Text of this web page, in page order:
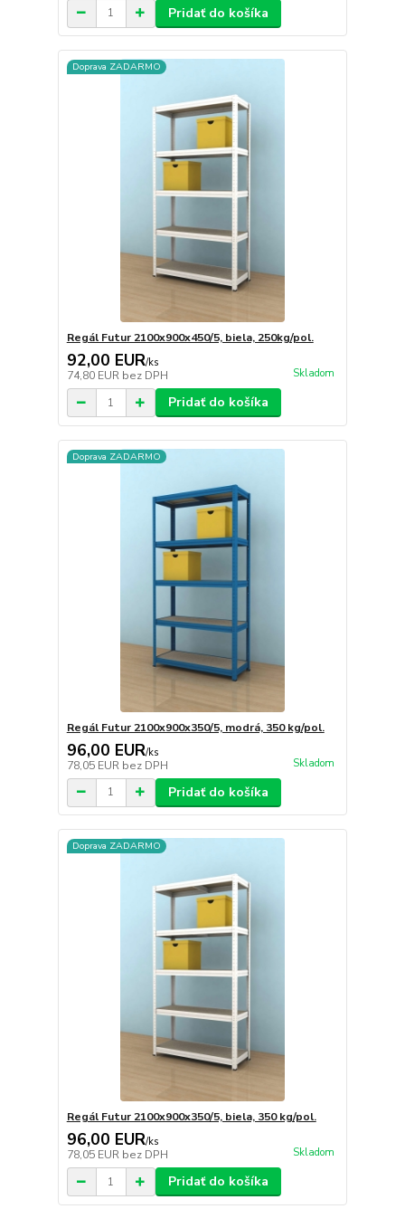
Pridať do košíka
Doprava ZADARMO
Regál Futur 2100x900x450/5, biela, 250kg/pol.
92,00 EUR/ks
74,80 EUR bez DPH Skladom
Pridať do košíka
Doprava ZADARMO
Regál Futur 2100x900x350/5, modrá, 350 kg/pol.
96,00 EUR/ks
78,05 EUR bez DPH Skladom
Pridať do košíka
Doprava ZADARMO
Regál Futur 2100x900x350/5, biela, 350 kg/pol.
96,00 EUR/ks
78,05 EUR bez DPH Skladom
Pridať do košíka